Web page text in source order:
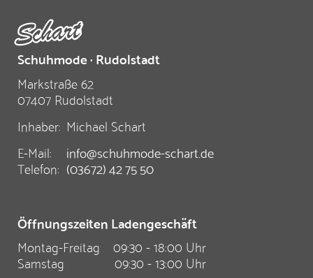
Schuhmode · Rudolstadt
Markstraße 62
07407 Rudolstadt
Inhaber: Michael Schart
E-Mail:
info@schuhmode-schart.de
Telefon: (03672) 42 75 50
Öffnungszeiten Ladengeschäft
Montag-Freitag
09:30 - 18:00 Uhr
Samstag
09:30 - 13:00 Uhr